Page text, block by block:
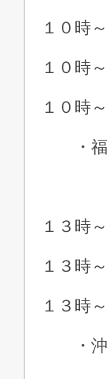
10/
１０時～
11/
１０時～
12/
１０時～
・福
10/
１３時～
11/
１３時～
1 /
１３時～
・沖